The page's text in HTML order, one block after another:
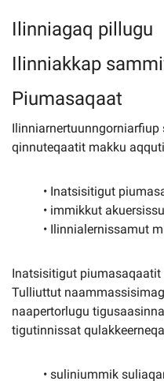
Ilinniagaq pillugu
Ilinniakkap
Piumasaqaat
qinnuteqaatit makku
• Inatsisitigut
• immikkut
• Ilinnialernissamut
Inatsisitigut
Tulliuttut
naapertorlugu
tigutinnissat
• suliniummik